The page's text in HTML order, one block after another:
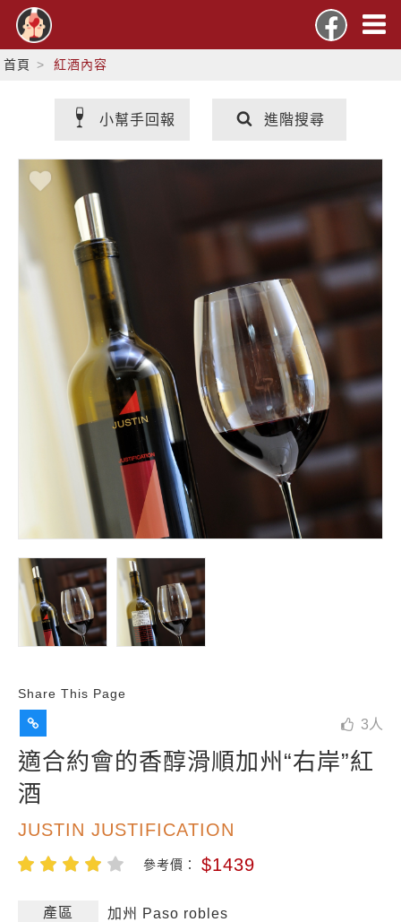
首頁 紅酒內容
小幫手回報 進階搜尋
Share This Page
3 人
適合約會的香醇滑順加州“右岸”紅
酒
JUSTIN JUSTIFICATION
參考價： $1439
產區 加州 Paso robles